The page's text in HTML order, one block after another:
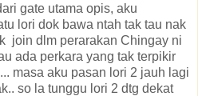
gate utama opis, aku
lori dok bawa ntah tak tau nak
join dlm perarakan Chingay ni
ada perkara yang tak terpikir
masa aku pasan lori 2 jauh lagi
so la tunggu lori 2 dtg dekat